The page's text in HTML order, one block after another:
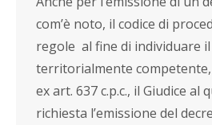
com’è noto, il codice di
regole al fine di individuare il
territorialmente competente,
ex art. 637 c.p.c., il Giudice al
richiesta l’emissione del